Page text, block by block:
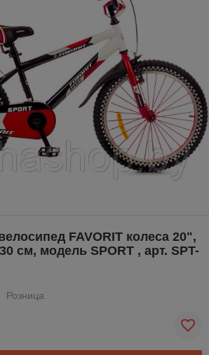
FAVORIT колеса 20",
см, модель SPORT , арт. SPT-
Розница